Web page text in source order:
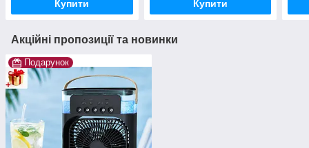
Купити Купити
Акційні пропозиції та новинки
Подарунок